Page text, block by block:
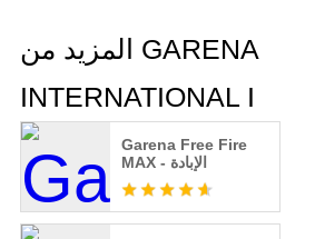
المزيد من GARENA
INTERNATIONAL I
Garena Free Fire
MAX - الإبادة